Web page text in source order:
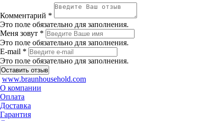
Комментарий *
Это поле обязательно для заполнения.
Меня зовут *
Это поле обязательно для заполнения.
E-mail *
Это поле обязательно для заполнения.
www.braunhousehold.com
О компании
Оплата
Доставка
Гарантия